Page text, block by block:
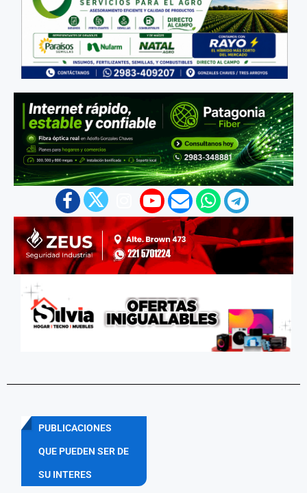
PUBLICACIONES
QUE PUEDEN SER DE
SU INTERES